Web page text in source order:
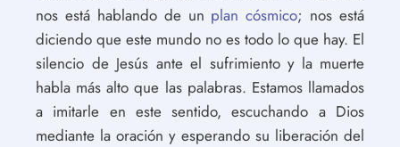
nos está hablando de un plan cósmico; nos está
diciendo que este mundo no es todo lo que hay. El
silencio de Jesús ante el sufrimiento y la muerte
habla más alto que las palabras. Estamos llamados
a imitarle en este sentido, escuchando a Dios
mediante la oración y esperando su liberación del